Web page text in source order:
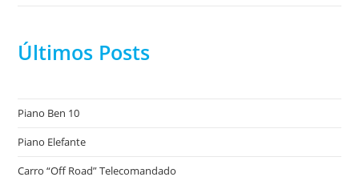
Últimos Posts
Piano Ben 10
Piano Elefante
Carro “Off Road” Telecomandado